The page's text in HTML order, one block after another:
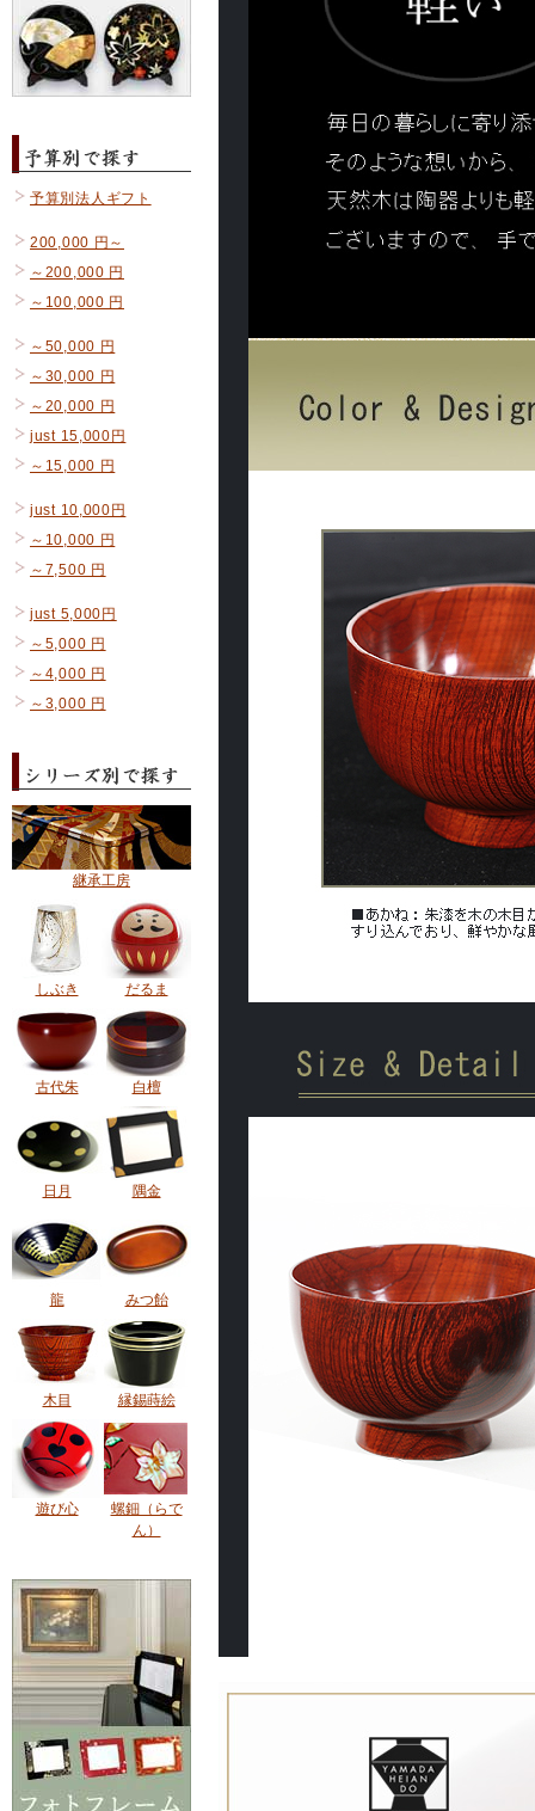
予算別法人ギフト
200,000 円～
～200,000 円
～100,000 円
～50,000 円
～30,000 円
～20,000 円
just 15,000円
～15,000 円
just 10,000円
～10,000 円
～7,500 円
just 5,000円
～5,000 円
～4,000 円
～3,000 円
継承工房
しぶき だるま
古代朱 白檀
日月 隅金
龍 みつ飴
木目 縁錫蒔絵
遊び心
螺鈿（らで
ん）